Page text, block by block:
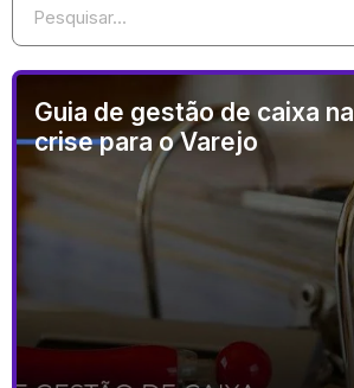
Guia de gestão de caixa na
crise para o Varejo